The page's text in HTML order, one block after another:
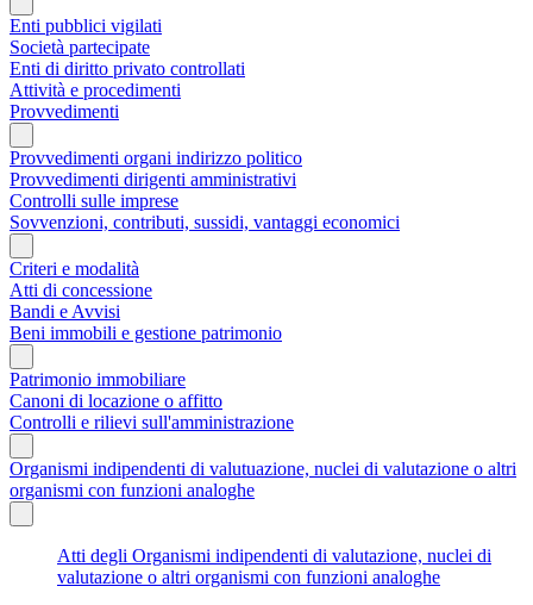
Enti pubblici vigilati
Società partecipate
Enti di diritto privato controllati
Attività e procedimenti
Provvedimenti
Provvedimenti organi indirizzo politico
Provvedimenti dirigenti amministrativi
Controlli sulle imprese
Sovvenzioni, contributi, sussidi, vantaggi economici
Criteri e modalità
Atti di concessione
Bandi e Avvisi
Beni immobili e gestione patrimonio
Patrimonio immobiliare
Canoni di locazione o affitto
Controlli e rilievi sull'amministrazione
Organismi indipendenti di valutuazione, nuclei di valutazione o altri
organismi con funzioni analoghe
Atti degli Organismi indipendenti di valutazione, nuclei di
valutazione o altri organismi con funzioni analoghe